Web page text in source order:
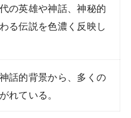
の英雄や神話、神秘的
る伝説を色濃く反映し
話的背景から、多くの
れている。